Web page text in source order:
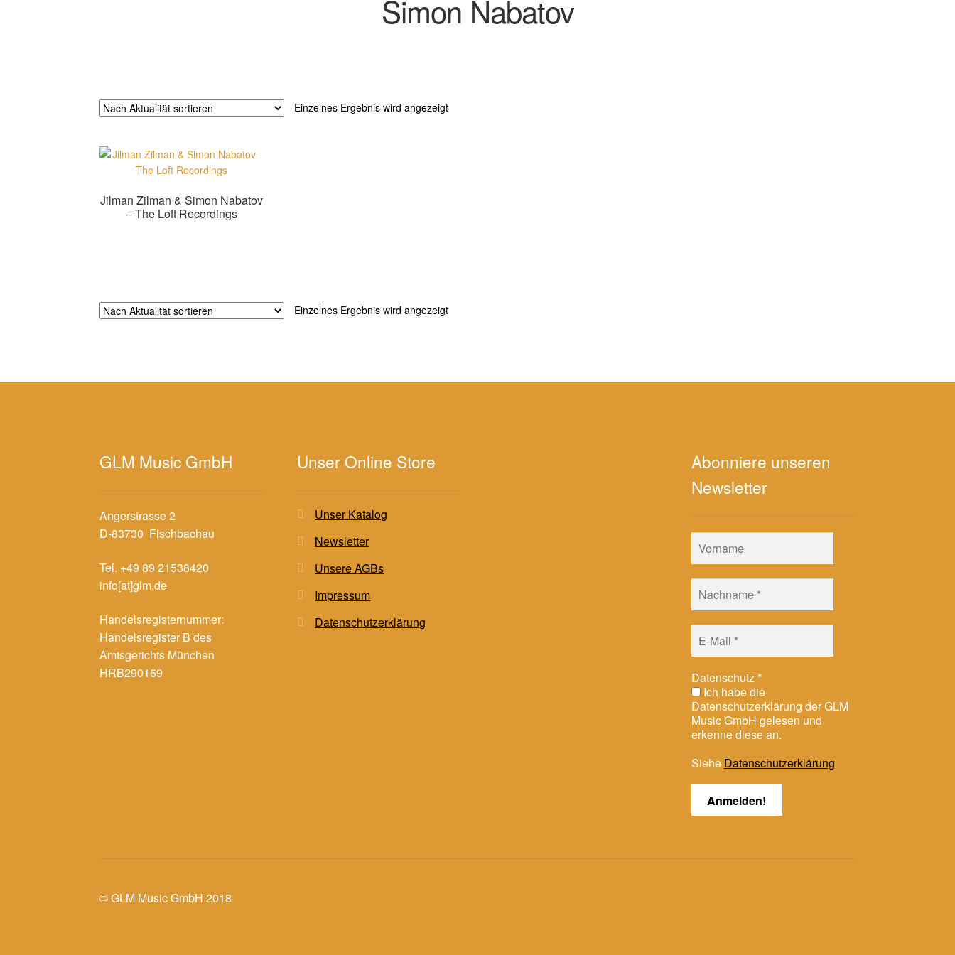
Simon Nabatov
Einzelnes Ergebnis wird angezeigt
Jilman Zilman & Simon Nabatov
– The Loft Recordings
Einzelnes Ergebnis wird angezeigt
GLM Music GmbH
Angerstrasse 2
D-83730 Fischbachau
Tel. +49 89 21538420
info[at]glm.de
Handelsregisternummer:
Handelsregister B des
Amtsgerichts München
HRB290169
Unser Online Store
Unser Katalog
Newsletter
Unsere AGBs
Impressum
Datenschutzerklärung
Abonniere unseren
Newsletter
Datenschutz*
Ich habe die
Datenschutzerklärung der GLM
Music GmbH gelesen und
erkenne diese an.
Siehe Datenschutzerklärung
© GLM Music GmbH 2018